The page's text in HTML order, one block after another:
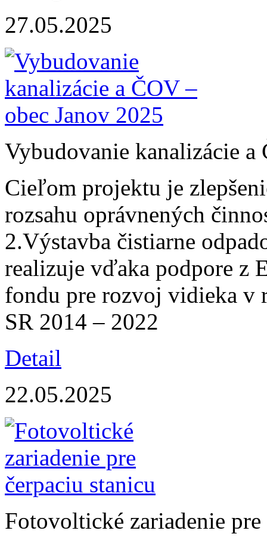
27.05.2025
Vybudovanie kanalizácie a
Cieľom projektu je
rozsahu oprávnených
2.Výstavba čistiarne
realizuje vďaka podpore z
fondu pre rozvoj vidieka v
SR 2014 – 2022
Detail
22.05.2025
Fotovoltické zariadenie